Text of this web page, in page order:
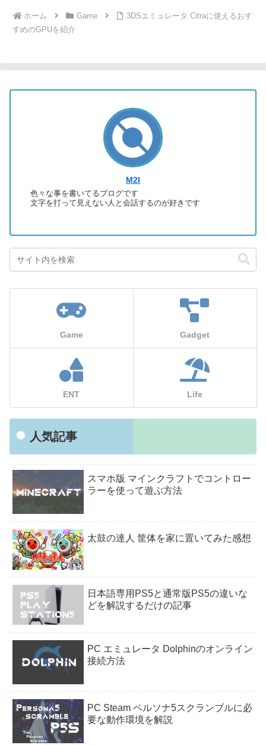
ホーム Game
3DSエミュレータ Citraに使えるおす
すめのGPUを紹介
M2I
色々な事を書いてるブログです
文字を打って見えない人と会話するのが好きです
Game Gadget
ENT Life
人気記事
スマホ版 マインクラフトでコントロー
ラーを使って遊ぶ方法
太鼓の達人 筐体を家に置いてみた感想
日本語専用PS5と通常版PS5の違いな
どを解説するだけの記事
PC エミュレータ Dolphinのオンライン
接続方法
PC Steam ペルソナ5スクランブルに必
要な動作環境を解説